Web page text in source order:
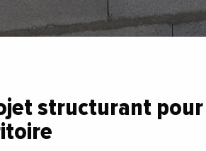
structurant